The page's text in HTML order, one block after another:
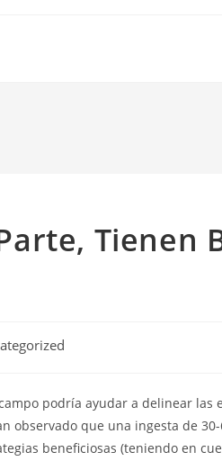
Tienen
podría ayudar a delinear las
observado que una ingesta de
beneficiosas (teniendo en